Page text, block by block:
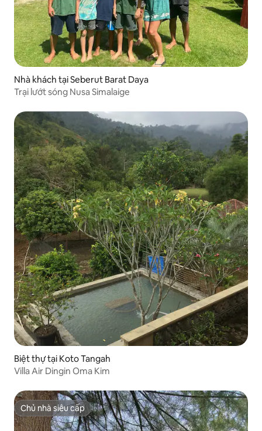
Nhà khách tại Seberut Barat Daya
Trại lướt sóng Nusa Simalaige
Biệt thự tại Koto Tangah
Villa Air Dingin Oma Kim
Chủ nhà siêu cấp
Chủ nhà siêu cấp